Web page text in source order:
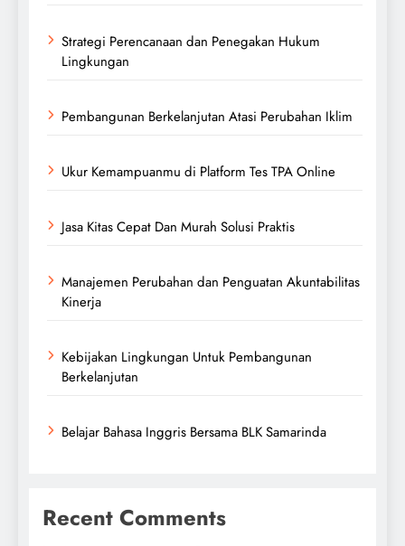
Strategi Perencanaan dan Penegakan Hukum
Lingkungan
Pembangunan Berkelanjutan Atasi Perubahan Iklim
Ukur Kemampuanmu di Platform Tes TPA Online
Jasa Kitas Cepat Dan Murah Solusi Praktis
Manajemen Perubahan dan Penguatan Akuntabilitas
Kinerja
Kebijakan Lingkungan Untuk Pembangunan
Berkelanjutan
Belajar Bahasa Inggris Bersama BLK Samarinda
Recent Comments